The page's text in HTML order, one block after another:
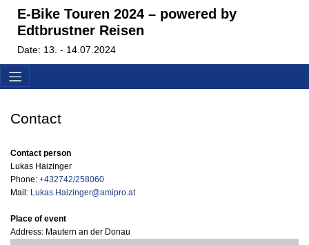
E-Bike Touren 2024 – powered by
Edtbrustner Reisen
Date: 13. - 14.07.2024
Contact
Contact person
Lukas Haizinger
Phone: +432742/258060
Mail: Lukas.Haizinger@amipro.at
Place of event
Address: Mautern an der Donau